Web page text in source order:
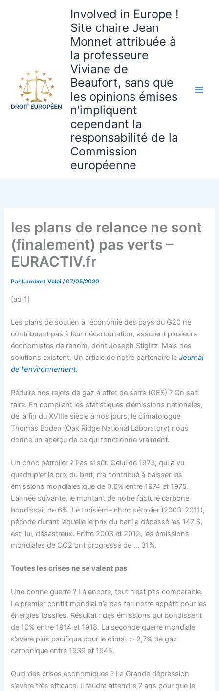
Involved in Europe !
Site chaire Jean
Monnet attribuée à
la professeure
Viviane de
Beaufort, sans que
les opinions émises
n'impliquent
cependant la
responsabilité de la
Commission
européenne
les plans de relance ne sont
(finalement) pas verts –
EURACTIV.fr
Par Lambert Volpi/07/05/2020
[ad_1]
Les plans de soutien à l’économie des pays du G20 ne
contribuent pas à leur décarbonation, assurent plusieurs
économistes de renom, dont Joseph Stiglitz. Mais des
solutions existent. Un article de notre partenaire leJournal
de l’environnement.
Réduire nos rejets de gaz à effet de serre (GES) ? On sait
faire. En compilant les statistiques d’émissions nationales,
de la fin du XVIIIe siècle à nos jours, le climatologue
Thomas Boden (Oak Ridge National Laboratory) nous
donne un aperçu de ce qui fonctionne vraiment.
Un choc pétrolier ? Pas si sûr. Celui de 1973, qui a vu
quadrupler le prix du brut, n’a contribué à baisser les
émissions mondiales que de 0,6% entre 1974 et 1975.
L’année suivante, le montant de notre facture carbone
bondissait de 6%. Le troisième choc pétrolier (2003-2011),
période durant laquelle le prix du baril a dépassé les 147 $,
est, lui, désastreux. Entre 2003 et 2012, les émissions
mondiales de CO2 ont progressé de … 31%.
Toutes les crises ne se valent pas
Une bonne guerre ? Là encore, tout n’est pas comparable.
Le premier conflit mondial n’a pas tari notre appétit pour les
énergies fossiles. Résultat : des émissions qui bondissent
de 10% entre 1914 et 1918. La seconde guerre mondiale
s’avère plus pacifique pour le climat : -2,7% de gaz
carbonique entre 1939 et 1945.
Quid des crises économiques ? La Grande dépression
s’avère très efficace. Il faudra attendre 7 ans pour que le